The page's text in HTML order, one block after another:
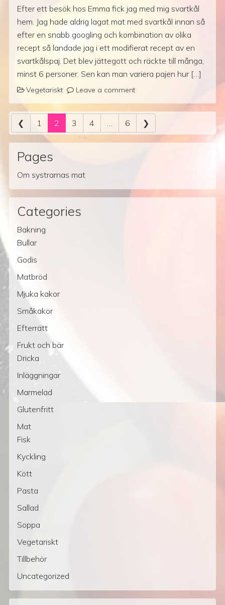
Efter ett besök hos Emma fick jag med mig svartkål
hem. Jag hade aldrig lagat mat med svartkål innan så
efter en snabb googling och kombination av olika
recept så landade jag i ett modifierat recept av en
svartkålspaj. Det blev jättegott och räckte till många,
minst 6 personer. Sen kan man variera pajen hur […]
Vegetariskt Leave a comment
Posts navigation
❮ 1 2 3 4 … 6 ❯
Pages
Om systrarnas mat
Categories
Bakning
Bullar
Godis
Matbröd
Mjuka kakor
Småkakor
Efterrätt
Frukt och bär
Dricka
Inläggningar
Marmelad
Glutenfritt
Mat
Fisk
Kyckling
Kött
Pasta
Sallad
Soppa
Vegetariskt
Tillbehör
Uncategorized